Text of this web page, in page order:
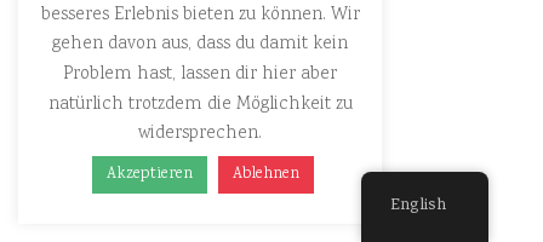
besseres Erlebnis bieten zu können. Wir
gehen davon aus, dass du damit kein
Problem hast, lassen dir hier aber
natürlich trotzdem die Möglichkeit zu
widersprechen.
Akzeptieren Ablehnen
English